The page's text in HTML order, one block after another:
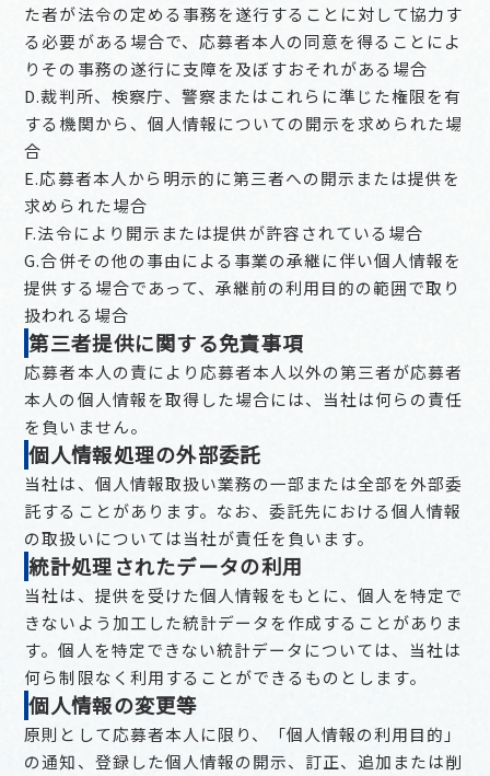
た者が法令の定める事務を遂行することに対して協力す
る必要がある場合で、応募者本人の同意を得ることによ
りその事務の遂行に支障を及ぼすおそれがある場合
D.裁判所、検察庁、警察またはこれらに準じた権限を有
する機関から、個人情報についての開示を求められた場
合
E.応募者本人から明示的に第三者への開示または提供を
求められた場合
F.法令により開示または提供が許容されている場合
G.合併その他の事由による事業の承継に伴い個人情報を
提供する場合であって、承継前の利用目的の範囲で取り
扱われる場合
第三者提供に関する免責事項
応募者本人の責により応募者本人以外の第三者が応募者
本人の個人情報を取得した場合には、当社は何らの責任
を負いません。
個人情報処理の外部委託
当社は、個人情報取扱い業務の一部または全部を外部委
託することがあります。なお、委託先における個人情報
の取扱いについては当社が責任を負います。
統計処理されたデータの利用
当社は、提供を受けた個人情報をもとに、個人を特定で
きないよう加工した統計データを作成することがありま
す。個人を特定できない統計データについては、当社は
何ら制限なく利用することができるものとします。
個人情報の変更等
原則として応募者本人に限り、「個人情報の利用目的」
の通知、登録した個人情報の開示、訂正、追加または削